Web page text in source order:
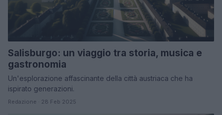
Salisburgo: un viaggio tra storia, musica e
gastronomia
Un'esplorazione affascinante della città austriaca che ha
ispirato generazioni.
Redazione · 28 Feb 2025